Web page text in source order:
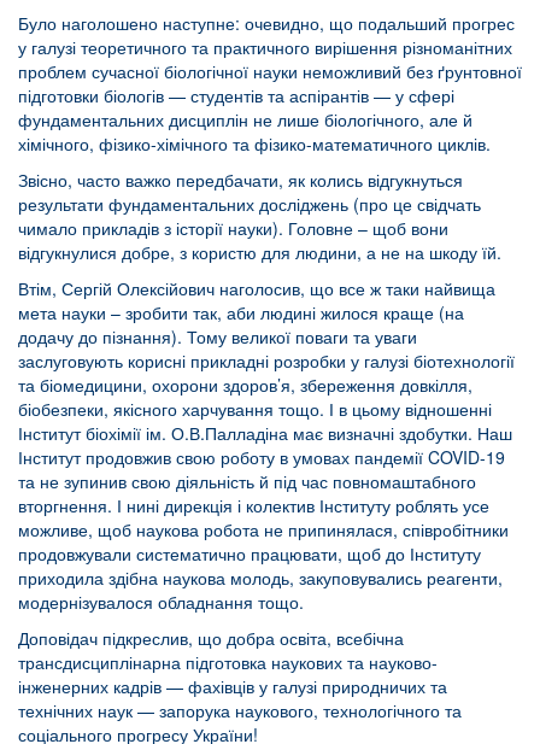
Було наголошено наступне: очевидно, що подальший прогрес
у галузі теоретичного та практичного вирішення різноманітних
проблем сучасної біологічної науки неможливий без ґрунтовної
підготовки біологів — студентів та аспірантів — у сфері
фундаментальних дисциплін не лише біологічного, але й
хімічного, фізико-хімічного та фізико-математичного циклів.
Звісно, часто важко передбачати, як колись відгукнуться
результати фундаментальних досліджень (про це свідчать
чимало прикладів з історії науки). Головне – щоб вони
відгукнулися добре, з користю для людини, а не на шкоду їй.
Втім, Сергій Олексійович наголосив, що все ж таки найвища
мета науки – зробити так, аби людині жилося краще (на
додачу до пізнання). Тому великої поваги та уваги
заслуговують корисні прикладні розробки у галузі біотехнології
та біомедицини, охорони здоров’я, збереження довкілля,
біобезпеки, якісного харчування тощо. І в цьому відношенні
Інститут біохімії ім. О.В.Палладіна має визначні здобутки. Наш
Інститут продовжив свою роботу в умовах пандемії COVID-19
та не зупинив свою діяльність й під час повномаштабного
вторгнення. І нині дирекція і колектив Інституту роблять усе
можливе, щоб наукова робота не припинялася, співробітники
продовжували систематично працювати, щоб до Інституту
приходила здібна наукова молодь, закуповувались реагенти,
модернізувалося обладнання тощо.
Доповідач підкреслив, що добра освіта, всебічна
трансдисциплінарна підготовка наукових та науково-
інженерних кадрів — фахівців у галузі природничих та
технічних наук — запорука наукового, технологічного та
соціального прогресу України!